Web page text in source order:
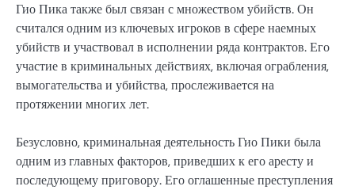
Гио Пика также был связан с множеством убийств. Он
считался одним из ключевых игроков в сфере наемных
убийств и участвовал в исполнении ряда контрактов. Его
участие в криминальных действиях, включая ограбления,
вымогательства и убийства, прослеживается на
протяжении многих лет.
Безусловно, криминальная деятельность Гио Пики была
одним из главных факторов, приведших к его аресту и
последующему приговору. Его оглашенные преступления